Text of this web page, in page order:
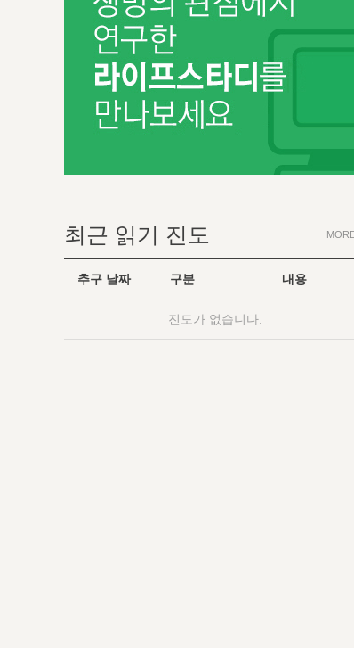
최근 읽기 진도
추구 날짜 구분 내용
진도가 없습니다.